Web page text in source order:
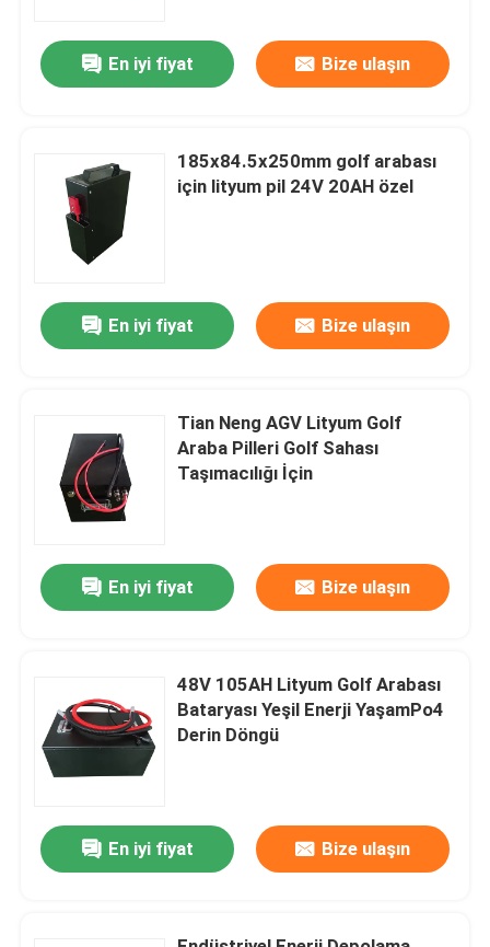
Ev
Hakkımızda
Fabrika turu
Kalite kontrol
forklift lityum pil
48 Volt Lityum İyon Forklift Pil
Transpalet Aküsü
En iyi fiyat Bize ulaşın
185x84.5x250mm golf arabası
için lityum pil 24V 20AH özel
En iyi fiyat Bize ulaşın
Tian Neng AGV Lityum Golf
Araba Pilleri Golf Sahası
Taşımacılığı İçin
En iyi fiyat Bize ulaşın
48V 105AH Lityum Golf Arabası
Bataryası Yeşil Enerji YaşamPo4
Derin Döngü
En iyi fiyat Bize ulaşın